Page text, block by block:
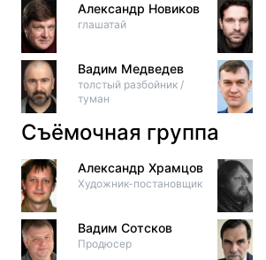
Александр Новиков
глашатай
Вадим Медведев
толстый разбойник /
туман
Съёмочная группа
Александр Храмцов
Художник-постановщик
Вадим Сотсков
Продюсер